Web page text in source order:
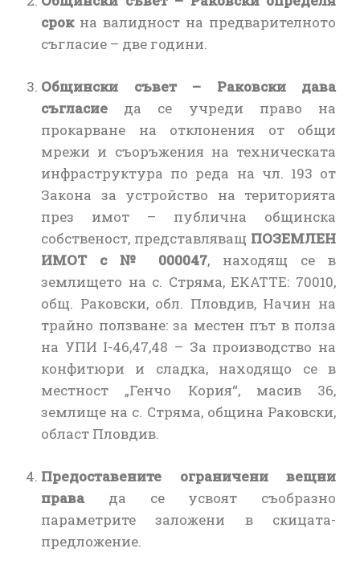
срокна валидност на предварителното
съгласие – две години.
Общински съвет – Раковски дава
съгласие да се учреди право на
прокарване на отклонения от общи
мрежи и съоръжения на техническата
инфраструктура по реда на чл. 193 от
Закона за устройство на територията
през имот – публична общинска
собственост, представляващ ПОЗЕМЛЕН
ИМОТ с № 000047, находящ се в
землището на с. Стряма, ЕКАТТЕ: 70010,
общ. Раковски, обл. Пловдив, Начин на
трайно ползване: за местен път в полза
на УПИ I-46,47,48 – За производство на
конфитюри и сладка, находящо се в
местност „Генчо Кория“, масив 36,
землище на с. Стряма, община Раковски,
област Пловдив.
Предоставените ограничени вещни
правада се усвоят съобразно
параметрите заложени в скицата-
предложение.